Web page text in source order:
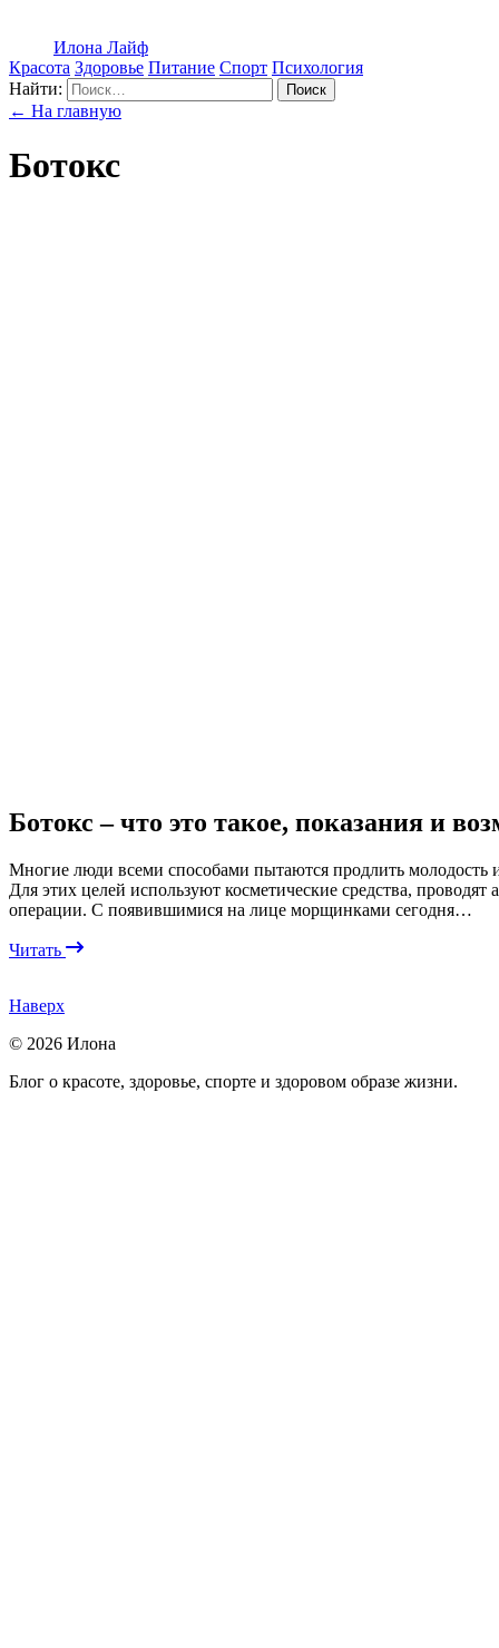
Илона Лайф
Красота Здоровье Питание Спорт Психология
Найти:
Поиск
← На главную
Ботокс
Ботокс – что это такое, показания и
Многие люди всеми способами пытаются продлить молодость
Для этих целей используют косметические средства,
операции. С появившимися на лице морщинками сегодня…
Читать
Наверх
© 2026 Илона
Блог о красоте, здоровье, спорте и здоровом образе жизни.